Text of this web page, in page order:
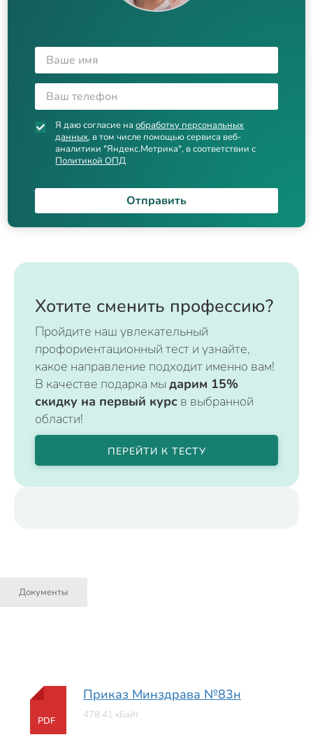
Я даю согласие наобработку персональных
данных, в том числе помощью сервиса веб-
аналитики "Яндекс.Метрика", в соответствии с
Политикой ОПД
Отправить
Хотите сменить профессию?
Пройдите наш увлекательный
профориентационный тест и узнайте,
какое направление подходит именно вам!
В качестве подарка мы дарим 15%
скидку на первый курс в выбранной
области!
ПЕРЕЙТИ К ТЕСТУ
Документы
PDF
Приказ Минздрава №83н
478.41 кБайт